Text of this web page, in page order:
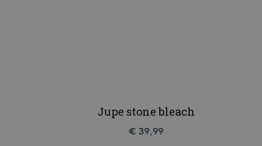
Jupe stone bleach
€ 39,99